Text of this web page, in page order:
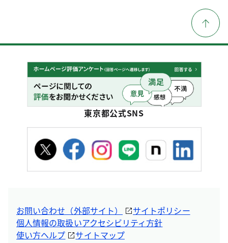
東京都公式SNS
お問い合わせ（外部サイト）
サイトポリシー
個人情報の取扱いアクセシビリティ方針
使い方ヘルプ
サイトマップ